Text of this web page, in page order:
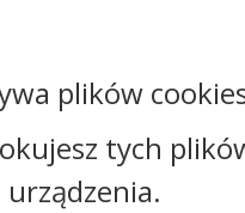
plików
tych